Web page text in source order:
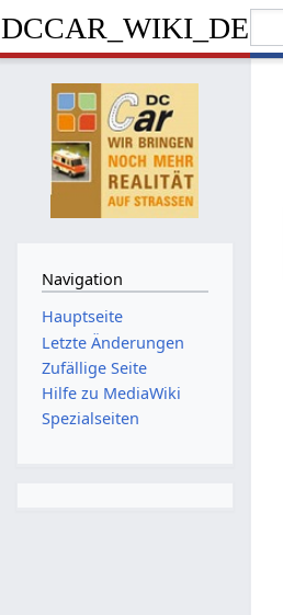
DCCAR_WIKI_DE
Navigation
Hauptseite
Letzte Änderungen
Zufällige Seite
Hilfe zu MediaWiki
Spezialseiten